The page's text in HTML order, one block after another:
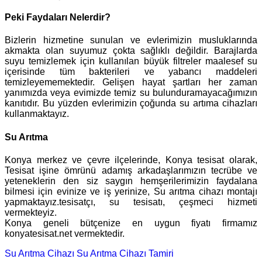
Peki Faydaları Nelerdir?
Bizlerin hizmetine sunulan ve evlerimizin musluklarında
akmakta olan suyumuz çokta sağlıklı değildir. Barajlarda
suyu temizlemek için kullanılan büyük filtreler maalesef su
içerisinde tüm bakterileri ve yabancı maddeleri
temizleyememektedir. Gelişen hayat şartları her zaman
yanımızda veya evimizde temiz su bulunduramayacağımızın
kanıtıdır. Bu yüzden evlerimizin çoğunda su artıma cihazları
kullanmaktayız.
Su Arıtma
Konya merkez ve çevre ilçelerinde, Konya tesisat olarak,
Tesisat işine ömrünü adamış arkadaşlarımızın tecrübe ve
yeteneklerin den siz saygın hemşerilerimizin faydalana
bilmesi için evinize ve iş yerinize, Su arıtma cihazı montajı
yapmaktayız.tesisatçı, su tesisatı, çeşmeci hizmeti
vermekteyiz.
Konya geneli bütçenize en uygun fiyatı firmamız
konyatesisat.net vermektedir.
Su Arıtma Cihazı Su Arıtma Cihazı Tamiri